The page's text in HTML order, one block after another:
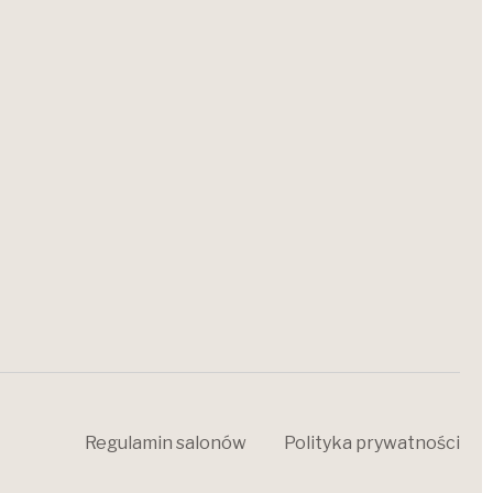
Regulamin salonów Polityka prywatności